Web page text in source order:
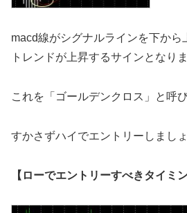
macd線がシグナルラインを下から
トレンドが上昇するサインとなりま
これを「ゴールデンクロス」と呼び
すかさずハイでエントリーしましょ
【ローでエントリーすべきタイミン